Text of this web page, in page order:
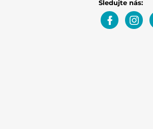
Sledujte nás: